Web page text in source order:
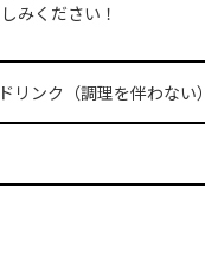
みください！
リンク（調理を伴わない）